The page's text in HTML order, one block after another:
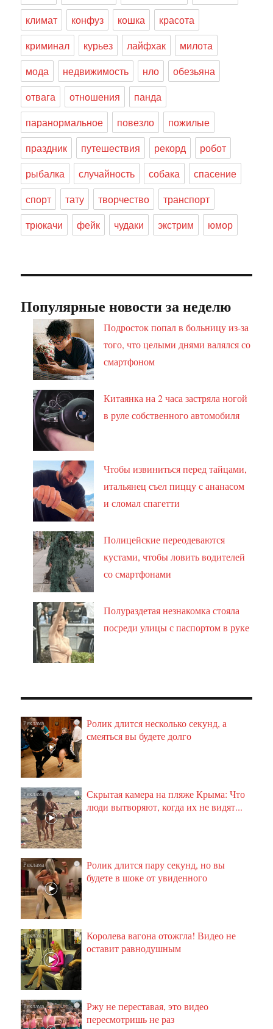
климат
конфуз кошка
красота
криминал
курьез лайфхак
милота
мода
недвижимость нло
обезьяна
отвага
отношения
панда
паранормальное
повезло
пожилые
праздник
путешествия рекорд
робот
рыбалка
случайность собака
спасение
спорт
тату творчество
транспорт
трюкачи
фейк чудаки экстрим юмор
Популярные новости за неделю
Подросток попал в больницу из-за
того, что целыми днями валялся со
смартфоном
Китаянка на 2 часа застряла ногой
в руле собственного автомобиля
Чтобы извиниться перед тайцами,
итальянец съел пиццу с ананасом
и сломал спагетти
Полицейские переодеваются
кустами, чтобы ловить водителей
со смартфонами
Полураздетая незнакомка стояла
посреди улицы с паспортом в руке
i
Ролик длится несколько секунд, а
смеяться вы будете долго
i
Скрытая камера на пляже Крыма: Что
люди вытворяют, когда их не видят...
i
Ролик длится пару секунд, но вы
будете в шоке от увиденного
i
Королева вагона отожгла! Видео не
оставит равнодушным
i
Ржу не переставая, это видео
пересмотришь не раз